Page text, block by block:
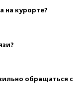
на курорте?
обращаться с